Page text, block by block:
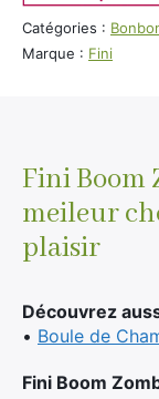
(Boite
de
200)
Catégories :
Marque : Fini
Fini Boom
meileur
plaisir
Découvrez
• Boule de
Fini Boom